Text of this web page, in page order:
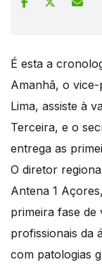
É esta a
Amanhã, o
Lima, assiste à
Terceira, e o
entrega as
O diretor
Antena 1
primeira fase de
profissionais da
com patologias